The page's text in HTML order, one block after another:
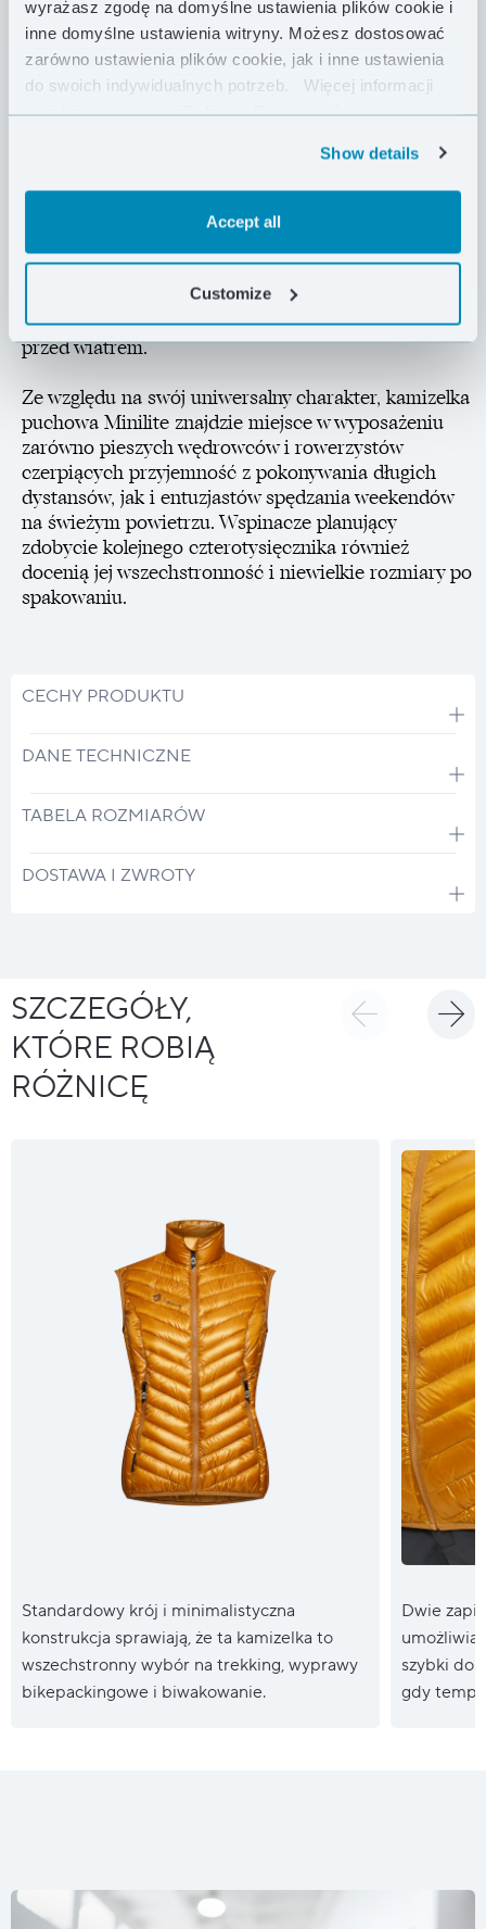
wyrażasz zgodę na domyślne ustawienia plików cookie i
inne domyślne ustawienia witryny. Możesz dostosować
zarówno ustawienia plików cookie, jak i inne ustawienia
do swoich indywidualnych potrzeb.
Więcej informacji
znajdziesz w naszejPolityce Prywatności .
Show details
Accept all
Customize
jedyna warstwa izolacyjna latem, jak i dodatkowy
element wyposażenia zimowego. Wykonana z tkaniny
Pertex® Quantum oraz wypełniona puchem o
sprężystości 850 FP, Minilite posiada dopasowany
krój, który jednocześnie nie krępuje ruchów w trakcie
Kamizelka jest wyposażona w cztery przydatne
kieszonki: dwie wewnętrzne siatkowe ułatwią
wysuszenie np. buffa czy rękawiczek, a dwie
zewnętrzne pomieszczą niezbędne w terenie
akcesoria. Główny zamek YKK® jest wygodny w
użyciu nawet w rękawiczkach, a wysoka stójka chroni
przed wiatrem.
Ze względu na swój uniwersalny charakter, kamizelka
puchowa Minilite znajdzie miejsce w wyposażeniu
zarówno pieszych wędrowców i rowerzystów
czerpiących przyjemność z pokonywania długich
dystansów, jak i entuzjastów spędzania weekendów
na świeżym powietrzu. Wspinacze planujący
zdobycie kolejnego czterotysięcznika również
docenią jej wszechstronność i niewielkie rozmiary po
spakowaniu.
CECHY PRODUKTU
DANE TECHNICZNE
TABELA ROZMIARÓW
DOSTAWA I ZWROTY
SZCZEGÓŁY,
KTÓRE ROBIĄ
RÓŻNICĘ
Standardowy krój i minimalistyczna
konstrukcja sprawiają, że ta kamizelka to
wszechstronny wybór na trekking, wyprawy
bikepackingowe i biwakowanie.
Dwie
szybki
gdy